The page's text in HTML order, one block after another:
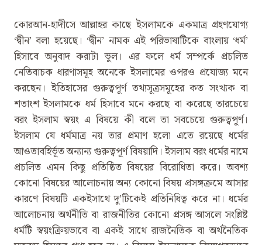
কোরআন-হাদীসে আল্লাহর কাছে ইসলামকে একমাত্র গ্রহণযোগ্য
‘দ্বীন’ বলা হয়েছে। ‘দ্বীন’ নামক এই পরিভাষাটিকে বাংলায় ‘ধর্ম’
হিসাবে অনুবাদ করাটা ভুল। এর ফলে ধর্ম সম্পর্কে প্রচলিত
নেতিবাচক ধারণাসমূহ অনেকে ইসলামের ওপরও প্রযোজ্য মনে
করছেন। ইতিহাসের গুরুত্বপূর্ণ তথ্যসূত্রসমূহের কত সংখ্যক বা
শতাংশ ইসলামকে ধর্ম হিসাবে মনে করছে বা করেছে তারচেয়ে
বরং ইসলাম স্বয়ং এ বিষয়ে কী বলে তা সবচেয়ে গুরুত্বপূর্ণ।
ইসলাম যে ধর্মমাত্র নয় তার প্রমাণ হলো এতে রয়েছে ধর্মের
আওতাবহির্ভূত অন্যান্য গুরুত্বপূর্ণ বিষয়াদি। ইসলাম বরং ধর্মের নামে
প্রচলিত এমন কিছু প্রতিষ্ঠিত বিষয়ের বিরোধিতা করে। অবশ্য
কোনো বিষয়ের আলোচনায় অন্য কোনো বিষয় প্রসঙ্গক্রমে আসার
কারণে বিষয়টি একইসাথে দু’টিকেই প্রতিনিধিত্ব করে না। ধর্মের
আলোচনায় অর্থনীতি বা রাজনীতির কোনো প্রসঙ্গ আসলে সংশ্লিষ্ট
ধর্মটি স্বয়ংক্রিয়ভাবে বা একই সাথে রাজনৈতিক বা অর্থনৈতিক